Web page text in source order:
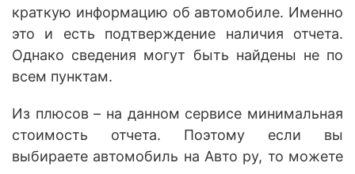
краткую информацию об автомобиле. Именно
это и есть подтверждение наличия отчета.
Однако сведения могут быть найдены не по
всем пунктам.
Из плюсов – на данном сервисе минимальная
стоимость отчета. Поэтому если вы
выбираете автомобиль на Авто ру, то можете